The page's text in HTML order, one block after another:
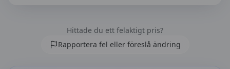
Hittade du ett felaktigt pris?
Rapportera fel eller föreslå ändring